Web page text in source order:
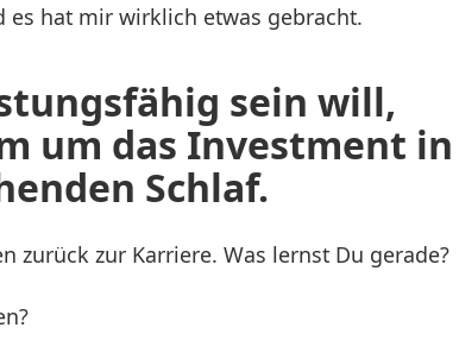
es hat mir wirklich etwas gebracht.
sein will,
um das Investment in
Schlaf.
zurück zur Karriere. Was lernst Du gerade?